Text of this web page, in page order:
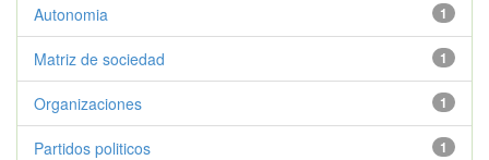
1
Autonomia
1
Matriz de sociedad
1
Organizaciones
1
Partidos politicos